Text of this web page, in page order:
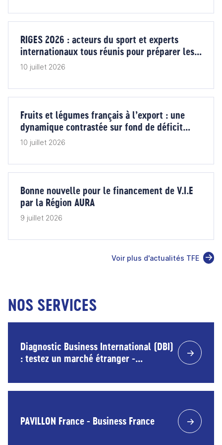
RIGES 2026 : acteurs du sport et experts
internationaux tous réunis pour préparer les
grands rendez-vous de demain
10 juillet 2026
Fruits et légumes français à l’export : une
dynamique contrastée sur fond de déficit
commercial
10 juillet 2026
Bonne nouvelle pour le financement de V.I.E
par la Région AURA
9 juillet 2026
Voir plus d'actualités TFE
NOS SERVICES
Diagnostic Business International (DBI)
: testez un marché étranger -
financement Bpifrance
PAVILLON France - Business France